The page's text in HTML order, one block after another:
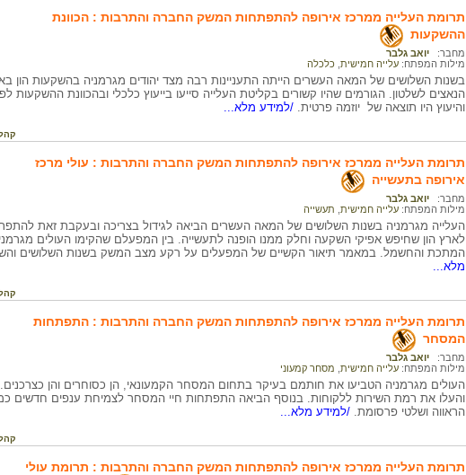
תרומת העלייה ממרכז אירופה להתפתחות המשק החברה והתרבות : הכוונת
ההשקעות
מחבר:
יואב גלבר
מילות המפתח: עלייה חמישית כלכלה
בשנות השלושים של המאה העשרים הייתה התעניינות רבה מצד יהודים מגרמניה בהשקעות הון
הנאצים לשלטון. הגורמים שהיו קשורים בקליטת העלייה סייעו בייעוץ כלכלי ובהכוונת ההשקעות
והיעוץ היו תוצאה של יוזמה פרטית. /למידע מלא...
תרומת העלייה ממרכז אירופה להתפתחות המשק החברה והתרבות : עולי מרכז
אירופה בתעשייה
מחבר:
יואב גלבר
מילות המפתח: עלייה חמישית תעשייה
העלייה מגרמניה בשנות השלושים של המאה העשרים הביאה לגידול בצריכה ובעקבת זאת
לארץ הון שחיפש אפיקי השקעה וחלק ממנו הופנה לתעשייה. בין המפעלם שהקימו העולים
המתכת והחשמל. במאמר תיאור הקשיים של המפעלים על רקע מצב המשק בשנות השלושים
מלא...
תרומת העלייה ממרכז אירופה להתפתחות המשק החברה והתרבות : התפתחות
המסחר
מחבר:
יואב גלבר
מילות המפתח: עלייה חמישית מסחר קמעוני
העולים מגרמניה הטביעו את חותמם בעיקר בתחום המסחר הקמעונאי, הן כסוחרים והן
והעלו את רמת השירות ללקוחות. בנוסף הביאה התפתחות חיי המסחר לצמיחת ענפים חדשים כמו
הראווה ושלטי פרסומת. /למידע מלא...
תרומת העלייה ממרכז אירופה להתפתחות המשק החברה והתרבות : תרומת עולי